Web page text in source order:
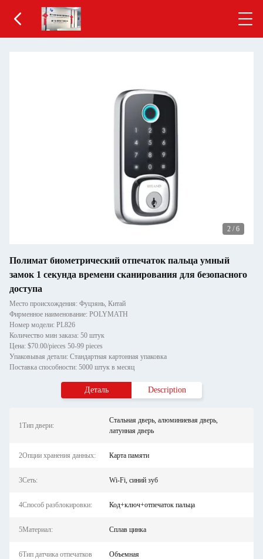
2 / 6
Полимат биометрический отпечаток пальца умный
замок 1 секунда времени сканирования для безопасного
доступа
Место происхождения: Фуцзянь, Китай
Фирменное наименование: POLYMATH
Номер модели: PL826
Количество мин заказа: 50 штук
Цена: $70.00/pieces 50-99 pieces
Упаковывая детали: Стандартная картонная упаковка
Поставка способности: 5000 штук в месяц
Деталь Description
1Тип двери:
Стальная дверь, алюминиевая дверь,
латунная дверь
2Опции хранения данных: Карта памяти
3Сеть: Wi-Fi, синий зуб
4Способ разблокировки: Код+ключ+отпечаток пальца
5Материал: Сплав цинка
6Тип датчика отпечатков
Объемная